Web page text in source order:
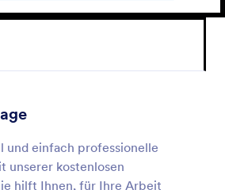
und einfach professionelle
unserer kostenlosen
hilft Ihnen, für Ihre Arbeit